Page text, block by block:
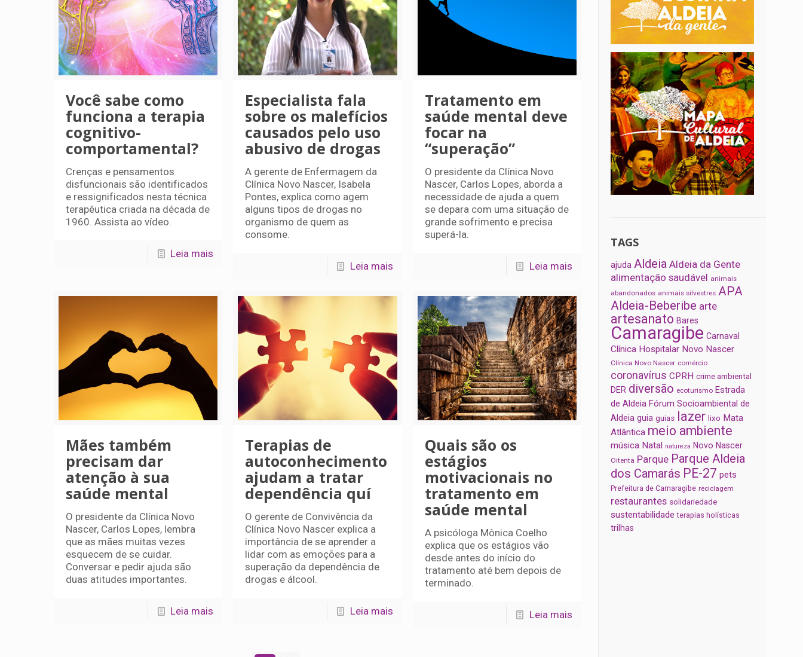
Você sabe como
funciona a terapia
cognitivo-
comportamental?
Crenças e pensamentos
disfuncionais são identificados
e ressignificados nesta técnica
terapêutica criada na década de
1960. Assista ao vídeo.
Leia mais
Especialista fala
sobre os malefícios
causados pelo uso
abusivo de drogas
A gerente de Enfermagem da
Clínica Novo Nascer, Isabela
Pontes, explica como agem
alguns tipos de drogas no
organismo de quem as
consome.
Leia mais
Tratamento em
saúde mental deve
focar na
“superação”
O presidente da Clínica Novo
Nascer, Carlos Lopes, aborda a
necessidade de ajuda a quem
se depara com uma situação de
grande sofrimento e precisa
superá-la.
Leia mais
Mães também
precisam dar
atenção à sua
saúde mental
O presidente da Clínica Novo
Nascer, Carlos Lopes, lembra
que as mães muitas vezes
esquecem de se cuidar.
Conversar e pedir ajuda são
duas atitudes importantes.
Leia mais
Terapias de
autoconhecimento
ajudam a tratar
dependência quí
O gerente de Convivência da
Clínica Novo Nascer explica a
importância de se aprender a
lidar com as emoções para a
superação da dependência de
drogas e álcool.
Leia mais
Quais são os
estágios
motivacionais no
tratamento em
saúde mental
A psicóloga Mônica Coelho
explica que os estágios vão
desde antes do início do
tratamento até bem depois de
terminado.
Leia mais
TAGS
ajuda Aldeia Aldeia da Gente
alimentação saudável animais
abandonados animais silvestres APA
Aldeia-Beberibe arte
artesanato Bares
Camaragibe Carnaval
Clínica Hospitalar Novo Nascer
Clínica Novo Nascer comércio
coronavírus CPRH crime ambiental
DER diversão ecoturismo Estrada
de Aldeia Fórum Socioambiental de
Aldeia guia guias lazer lixo Mata
Atlântica meio ambiente
música Natal natureza Novo Nascer
Oitenta Parque Parque Aldeia
dos Camarás PE-27 pets
Prefeitura de Camaragibe reciclagem
restaurantes solidariedade
sustentabilidade terapias holísticas
trilhas